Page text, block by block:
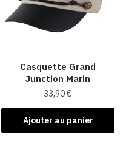
Casquette Grand
Junction Marin
33,90€
Ajouter au panier